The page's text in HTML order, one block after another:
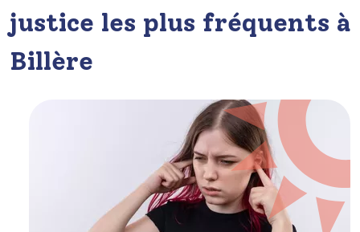
justice les plus fréquents à
Billère